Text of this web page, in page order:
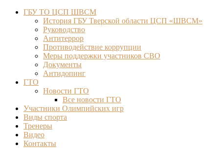
ГБУ ТО ЦСП ШВСМ
История ГБУ Тверской области ЦСП «ШВСМ»
Руководство
Антитеррор
Противодействие коррупции
Меры поддержки участников СВО
Документы
Антидопинг
ГТО
Новости ГТО
Все новости ГТО
Участники Олимпийских игр
Виды спорта
Тренеры
Видео
Контакты